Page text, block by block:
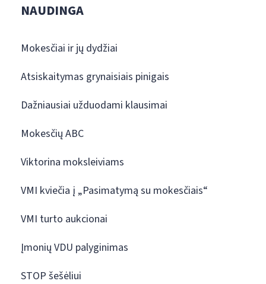
NAUDINGA
Mokesčiai ir jų dydžiai
Atsiskaitymas grynaisiais pinigais
Dažniausiai užduodami klausimai
Mokesčių ABC
Viktorina moksleiviams
VMI kviečia į „Pasimatymą su mokesčiais“
VMI turto aukcionai
Įmonių VDU palyginimas
STOP šešėliui